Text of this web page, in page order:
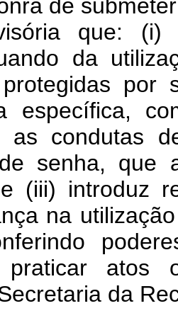
de
que: (i)
da
por
específica,
as condutas
senha, que
(iii) introduz
na
praticar atos
da